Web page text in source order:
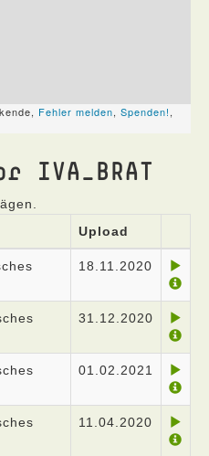
IVA_BRAT
Upload
18.11.2020
31.12.2020
01.02.2021
11.04.2020